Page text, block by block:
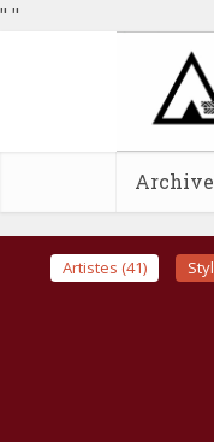
" "
Artistes (41)